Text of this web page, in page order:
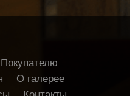
Покупателю
О галерее